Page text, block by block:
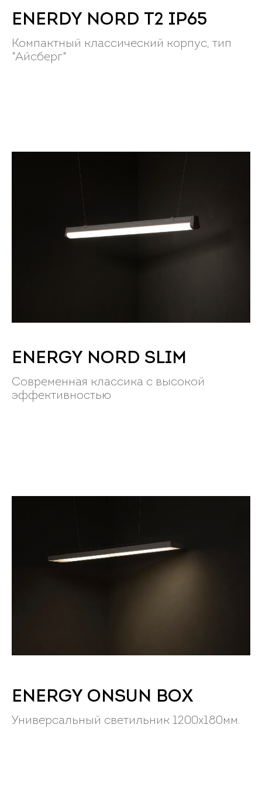
ENERDY NORD Т2 IP65
Компактный классический корпус, тип
"Айсберг"
ENERGY NORD SLIM
Современная классика с высокой
эффективностью
ENERGY ONSUN BOX
Универсальный светильник 1200х180мм.